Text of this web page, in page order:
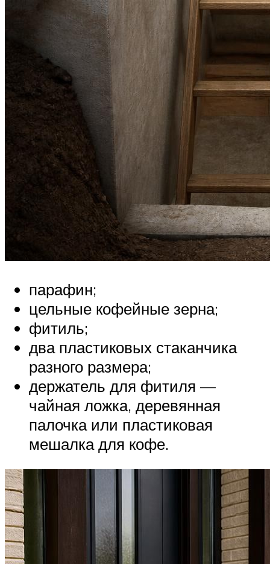
парафин;
цельные кофейные зерна;
фитиль;
два пластиковых стаканчика
разного размера;
держатель для фитиля —
чайная ложка, деревянная
палочка или пластиковая
мешалка для кофе.